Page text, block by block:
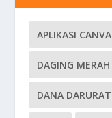
APLIKASI CANVA
DAGING MERAH
DANA DARURAT